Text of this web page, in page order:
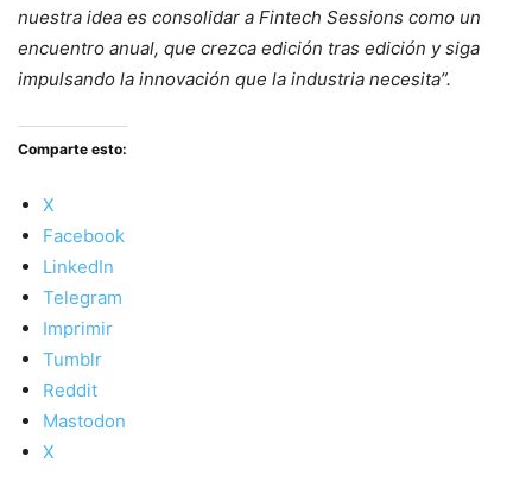
nuestra idea es consolidar a Fintech Sessions como un
encuentro anual, que crezca edición tras edición y siga
impulsando la innovación que la industria necesita”.
Comparte esto:
X
Facebook
LinkedIn
Telegram
Imprimir
Tumblr
Reddit
Mastodon
X